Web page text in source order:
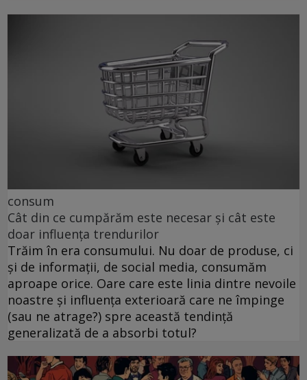
consum
Cât din ce cumpărăm este necesar și cât este
doar influența trendurilor
Trăim în era consumului. Nu doar de produse, ci
și de informații, de social media, consumăm
aproape orice. Oare care este linia dintre nevoile
noastre și influența exterioară care ne împinge
(sau ne atrage?) spre această tendință
generalizată de a absorbi totul?